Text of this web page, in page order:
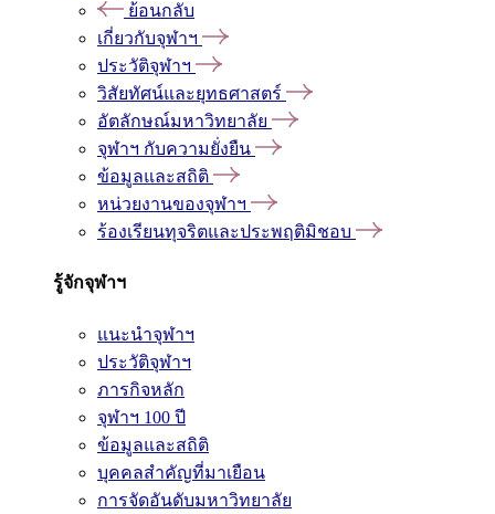
ย้อนกลับ
เกี่ยวกับจุฬาฯ
ประวัติจุฬาฯ
วิสัยทัศน์และยุทธศาสตร์
อัตลักษณ์มหาวิทยาลัย
จุฬาฯ กับความยั่งยืน
ข้อมูลและสถิติ
หน่วยงานของจุฬาฯ
ร้องเรียนทุจริตและประพฤติมิชอบ
รู้จักจุฬาฯ
แนะนำจุฬาฯ
ประวัติจุฬาฯ
ภารกิจหลัก
จุฬาฯ 100 ปี
ข้อมูลและสถิติ
บุคคลสำคัญที่มาเยือน
การจัดอันดับมหาวิทยาลัย